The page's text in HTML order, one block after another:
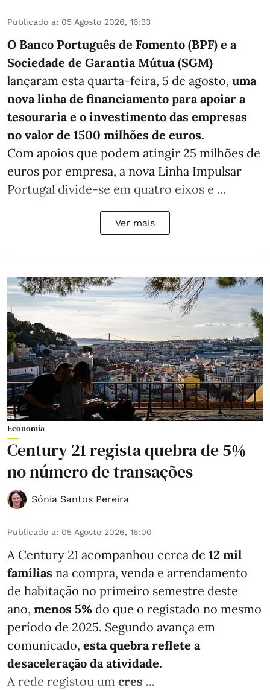
Publicado a: 05 Agosto 2026, 16:33
O Banco Português de Fomento (BPF) e a
Sociedade de Garantia Mútua (SGM)
lançaram esta quarta-feira, 5 de agosto, uma
nova linha de financiamento para apoiar a
tesouraria e o investimento das empresas
no valor de 1500 milhões de euros.
Com apoios que podem atingir 25 milhões de
euros por empresa, a nova Linha Impulsar
Portugal divide-se em quatro eixos e ...
Ver mais
Economia
Century 21 regista quebra de 5%
no número de transações
Sónia Santos Pereira
Publicado a: 05 Agosto 2026, 16:00
A Century 21 acompanhou cerca de 12 mil
famílias na compra, venda e arrendamento
de habitação no primeiro semestre deste
ano, menos 5% do que o registado no mesmo
período de 2025. Segundo avança em
comunicado, esta quebra reflete a
desaceleração da atividade.
A rede registou um cres ...